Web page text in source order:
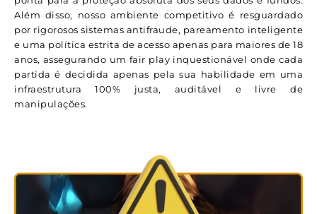
Além disso, nosso ambiente competitivo é resguardado
por rigorosos sistemas antifraude, pareamento inteligente
e uma política estrita de acesso apenas para maiores de 18
anos, assegurando um fair play inquestionável onde cada
partida é decidida apenas pela sua habilidade em uma
infraestrutura 100% justa, auditável e livre de
manipulações.